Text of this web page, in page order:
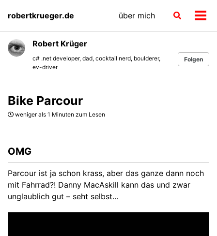
primary
navigation
content
footer
robertkrueger.de über mich
Toggle
Robert Krüger
c# .net developer, dad, cocktail nerd, boulderer,
ev-driver
Folgen
Bike Parcour
weniger als 1 Minuten zum Lesen
OMG
Parcour ist ja schon krass, aber das ganze dann noch
mit Fahrrad?! Danny MacAskill kann das und zwar
unglaublich gut – seht selbst…